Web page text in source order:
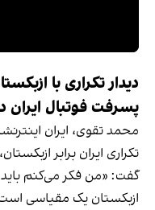
دیدار تکراری با
پسرفت فوتبال ایران
محمد تقوی، ایران
تکراری ایران برابر
گفت: «من فکر می‌کنم
ازبکستان یک مقیاسی